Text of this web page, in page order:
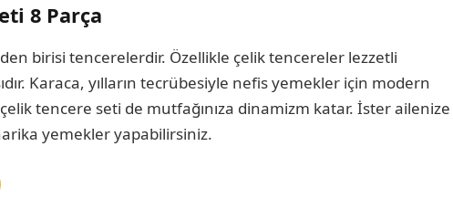
8 Parça
birisi tencerelerdir. Özellikle çelik tencereler lezzetli
Karaca, yılların tecrübesiyle nefis yemekler için modern
tencere seti de mutfağınıza dinamizm katar. İster ailenize
yemekler yapabilirsiniz.